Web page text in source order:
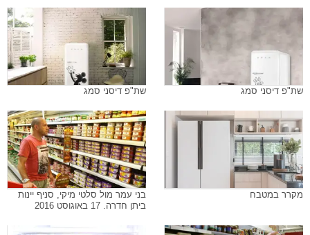
שת"פ דיסני סמג שת"פ דיסני סמג
מקרר במטבח
בני עמר מול סלטי מיקי, סניף יינות
ביתן חדרה. 17 באוגוסט 2016